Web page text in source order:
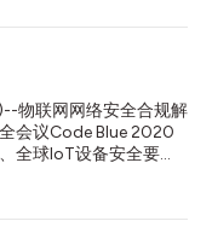
信息对终端用户的支
助制造商或品牌解决网
表示：“随着仲至信息
联网安全领域提供更具
品网络安全管理系统，
产品设计的漏洞检测自
物联网网络安全合规解
会议Code Blue 2020
全球IoT设备安全要
指南2020年IT世界大